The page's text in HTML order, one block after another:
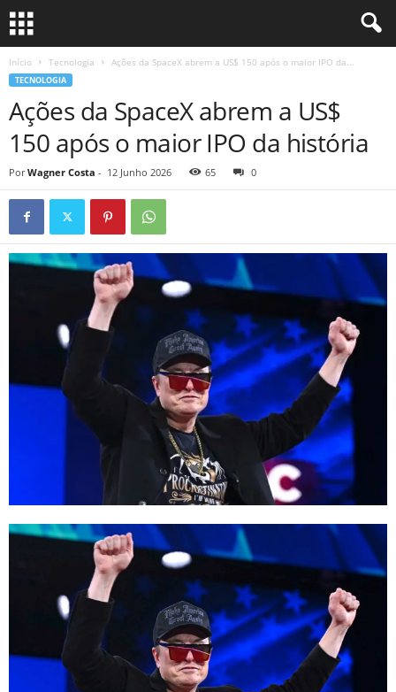
Início Tecnologia Ações da SpaceX abrem a US$ 150 após o maior IPO da...
TECNOLOGIA
Ações da SpaceX abrem a US$
150 após o maior IPO da história
Por Wagner Costa - 12 Junho 2026 65 0